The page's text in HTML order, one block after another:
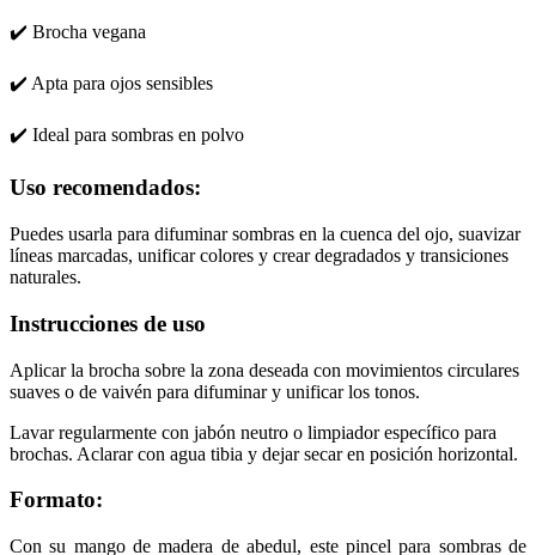
✔️ Brocha vegana
✔️ Apta para ojos sensibles
✔️ Ideal para sombras en polvo
Uso recomendados:
Puedes usarla para difuminar sombras en la cuenca del ojo, suavizar
líneas marcadas, unificar colores y crear degradados y transiciones
naturales.
Instrucciones de uso
Aplicar la brocha sobre la zona deseada con movimientos circulares
suaves o de vaivén para difuminar y unificar los tonos.
Lavar regularmente con jabón neutro o limpiador específico para
brochas. Aclarar con agua tibia y dejar secar en posición horizontal.
Formato:
Con su mango de madera de abedul, este pincel para sombras de